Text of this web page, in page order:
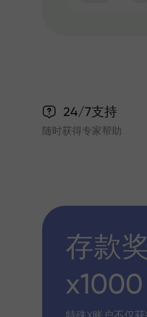
24/7支持
随时获得专家帮助
存款
x1000